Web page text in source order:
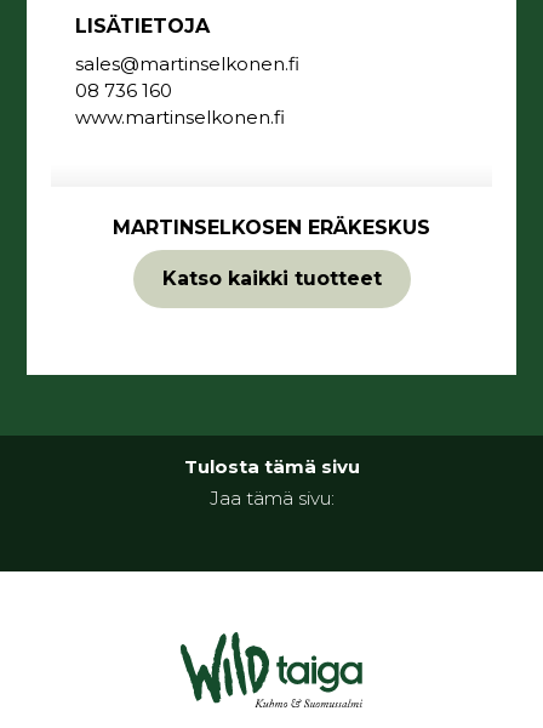
LISÄTIETOJA
sales@martinselkonen.fi
08 736 160
www.martinselkonen.fi
MARTINSELKOSEN ERÄKESKUS
Katso kaikki tuotteet
Tulosta tämä sivu
Jaa tämä sivu: